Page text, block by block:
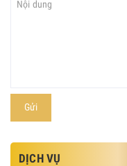
Gửi
DỊCH VỤ